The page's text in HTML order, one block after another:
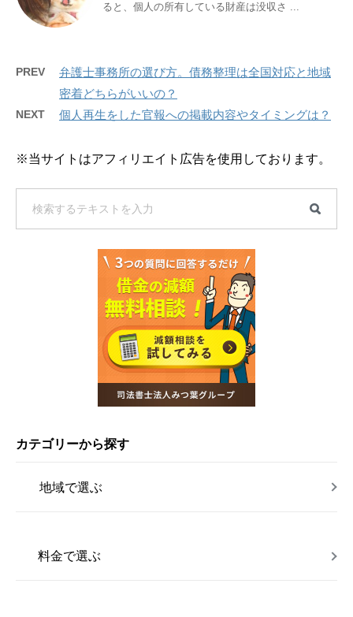
ると、個人の所有している財産は没収さ ...
PREV
弁護士事務所の選び方。債務整理は全国対応と地域
密着どちらがいいの？
NEXT 個人再生をした官報への掲載内容やタイミングは？
※当サイトはアフィリエイト広告を使用しております。
カテゴリーから探す
地域で選ぶ
料金で選ぶ